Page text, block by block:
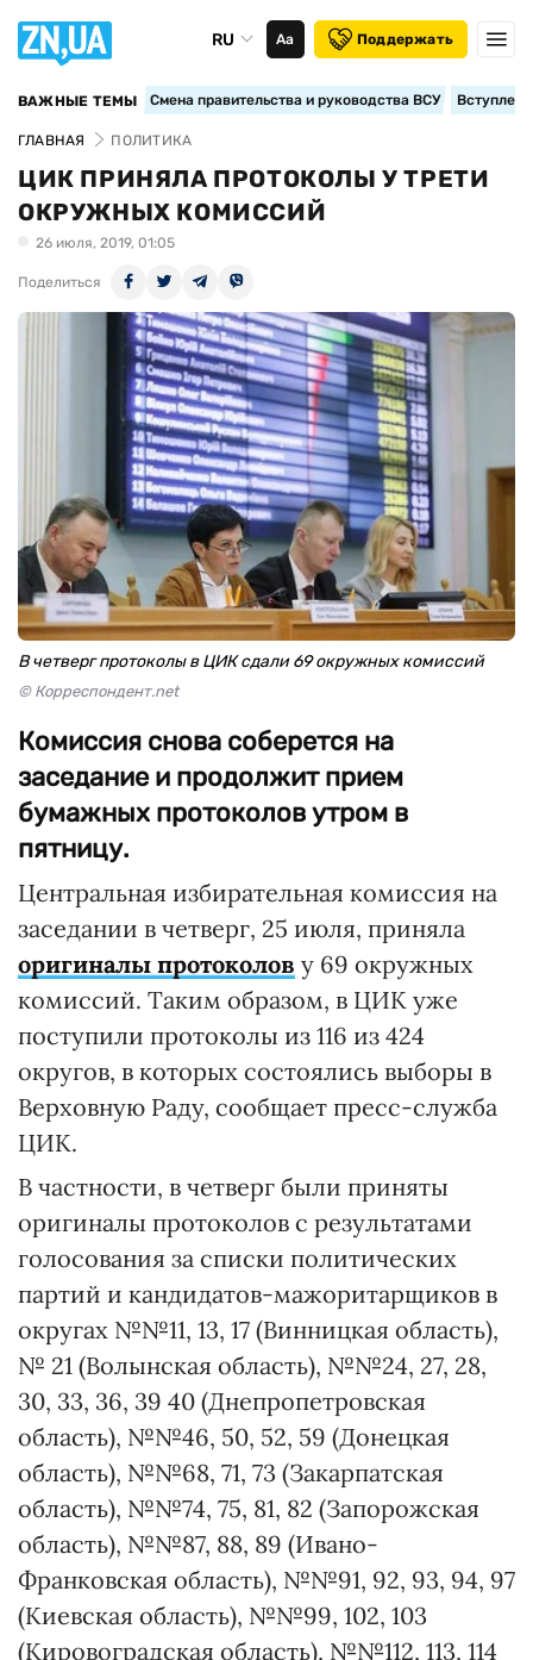
RU Аа Поддержать
ВАЖНЫЕ ТЕМЫ Смена правительства и руководства ВСУ
ГЛАВНАЯ ПОЛИТИКА
ЦИК ПРИНЯЛА ПРОТОКОЛЫ У ТРЕТИ
ОКРУЖНЫХ КОМИССИЙ
26 июля, 2019, 01:05
Поделиться
В четверг протоколы в ЦИК сдали 69 окружных комиссий
© Корреспондент.net
Комиссия снова соберется на
заседание и продолжит прием
бумажных протоколов утром в
пятницу.
Центральная избирательная комиссия на
заседании в четверг, 25 июля, приняла
оригиналы протоколов у 69 окружных
комиссий. Таким образом, в ЦИК уже
поступили протоколы из 116 из 424
округов, в которых состоялись выборы в
Верховную Раду, сообщает пресс-служба
ЦИК.
В частности, в четверг были приняты
оригиналы протоколов с результатами
голосования за списки политических
партий и кандидатов-мажоритарщиков в
округах №№11, 13, 17 (Винницкая область),
№ 21 (Волынская область), №№24, 27, 28,
30, 33, 36, 39 40 (Днепропетровская
область), №№46, 50, 52, 59 (Донецкая
область), №№68, 71, 73 (Закарпатская
область), №№74, 75, 81, 82 (Запорожская
область), №№87, 88, 89 (Ивано-
Франковская область), №№91, 92, 93, 94, 97
(Киевская область), №№99, 102, 103
(Кировоградская область), №№112, 113, 114